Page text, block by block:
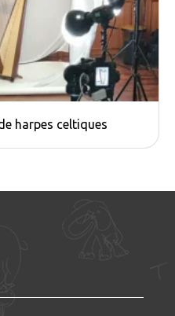
harpes celtiques